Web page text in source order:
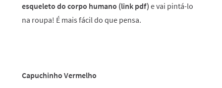
esqueleto do corpo humano (link pdf) e vai pintá-lo
na roupa! É mais fácil do que pensa.
Capuchinho Vermelho